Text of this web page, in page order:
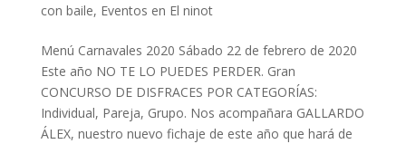
con baile, Eventos en El ninot
Menú Carnavales 2020 Sábado 22 de febrero de 2020
Este año NO TE LO PUEDES PERDER. Gran
CONCURSO DE DISFRACES POR CATEGORÍAS:
Individual, Pareja, Grupo. Nos acompañara GALLARDO
ÁLEX, nuestro nuevo fichaje de este año que hará de